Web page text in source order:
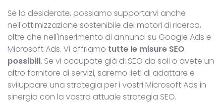
Se lo desiderate, possiamo supportarvi anche
nell'ottimizzazione sostenibile dei motori di ricerca,
oltre che nell'inserimento di annunci su Google Ads e
Microsoft Ads. Vi offriamo tutte le misure SEO
possibili. Se vi occupate già di SEO da soli o avete un
altro fornitore di servizi, saremo lieti di adattare e
sviluppare una strategia per i vostri Microsoft Ads in
sinergia con la vostra attuale strategia SEO.